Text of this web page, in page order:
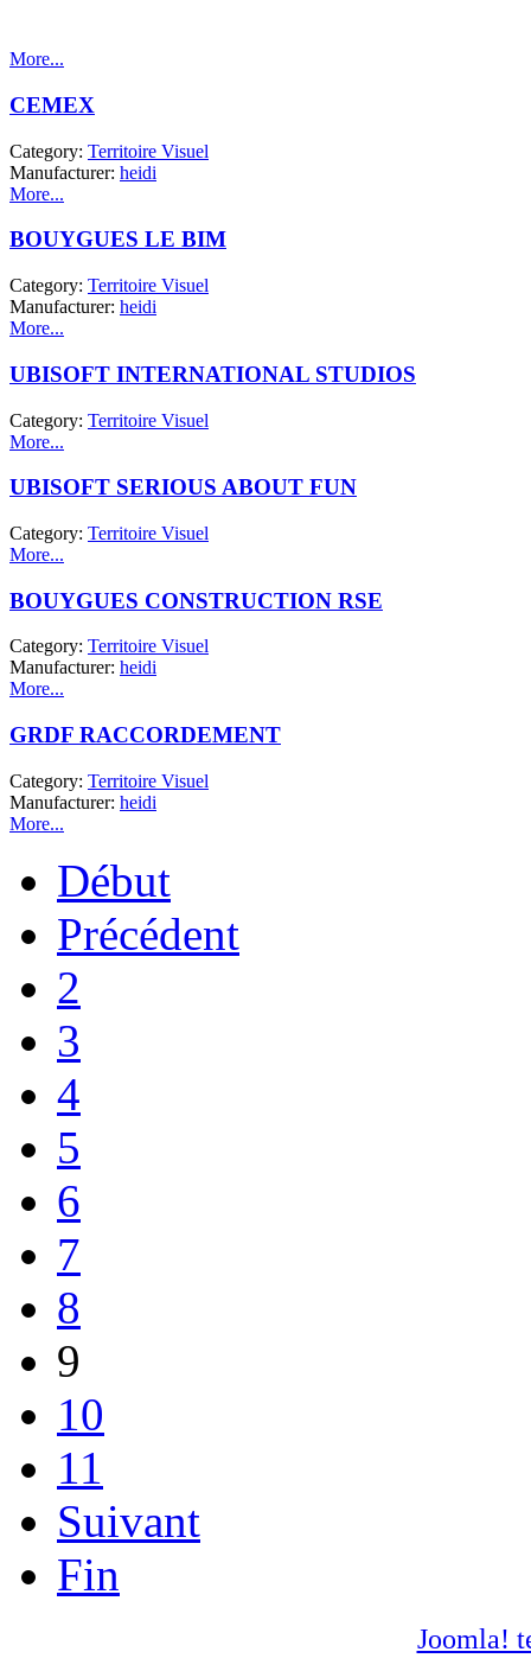
More...
CEMEX
Category: Territoire Visuel
Manufacturer: heidi
More...
BOUYGUES LE BIM
Category: Territoire Visuel
Manufacturer: heidi
More...
UBISOFT INTERNATIONAL STUDIOS
Category: Territoire Visuel
More...
UBISOFT SERIOUS ABOUT FUN
Category: Territoire Visuel
More...
BOUYGUES CONSTRUCTION RSE
Category: Territoire Visuel
Manufacturer: heidi
More...
GRDF RACCORDEMENT
Category: Territoire Visuel
Manufacturer: heidi
More...
Début
Précédent
2
3
4
5
6
7
8
9
10
11
Suivant
Fin
Joomla!